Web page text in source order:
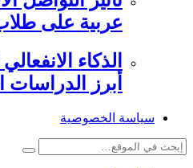
عربية على
الذكاء
أبرز الدراسات
سياسة الخصوصية